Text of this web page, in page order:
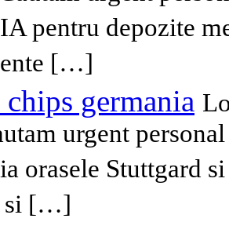
pentru depozite
[…]
germania
urgent
orasele Stuttgard
si […]